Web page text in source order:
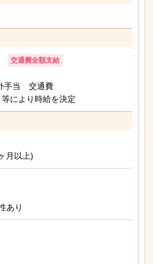
交通費全額支給
手当 交通費
により時給を決定
月以上)
あり